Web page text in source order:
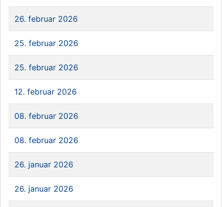
26. februar 2026
25. februar 2026
25. februar 2026
12. februar 2026
08. februar 2026
08. februar 2026
26. januar 2026
26. januar 2026